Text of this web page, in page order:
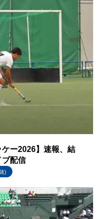
ケー2026】速報、結
ブ配信
)